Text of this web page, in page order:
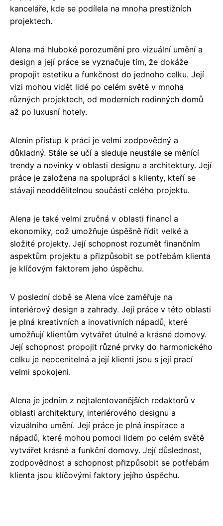
kanceláře, kde se podílela na mnoha prestižních
projektech.
Alena má hluboké porozumění pro vizuální umění a
design a její práce se vyznačuje tím, že dokáže
propojit estetiku a funkčnost do jednoho celku. Její
vizi mohou vidět lidé po celém světě v mnoha
různých projektech, od moderních rodinných domů
až po luxusní hotely.
Alenin přístup k práci je velmi zodpovědný a
důkladný. Stále se učí a sleduje neustále se měnící
trendy a novinky v oblasti designu a architektury. Její
práce je založena na spolupráci s klienty, kteří se
stávají neoddělitelnou součástí celého projektu.
Alena je také velmi zručná v oblasti financí a
ekonomiky, což umožňuje úspěšně řídit velké a
složité projekty. Její schopnost rozumět finančním
aspektům projektu a přizpůsobit se potřebám klienta
je klíčovým faktorem jeho úspěchu.
V poslední době se Alena více zaměřuje na
interiérový design a zahrady. Její práce v této oblasti
je plná kreativních a inovativních nápadů, které
umožňují klientům vytvářet útulné a krásné domovy.
Její schopnost propojit různé prvky do harmonického
celku je neocenitelná a její klienti jsou s její prací
velmi spokojeni.
Alena je jedním z nejtalentovanějších redaktorů v
oblasti architektury, interiérového designu a
vizuálního umění. Její práce je plná inspirace a
nápadů, které mohou pomoci lidem po celém světě
vytvářet krásné a funkční domovy. Její důslednost,
zodpovědnost a schopnost přizpůsobit se potřebám
klienta jsou klíčovými faktory jejího úspěchu.